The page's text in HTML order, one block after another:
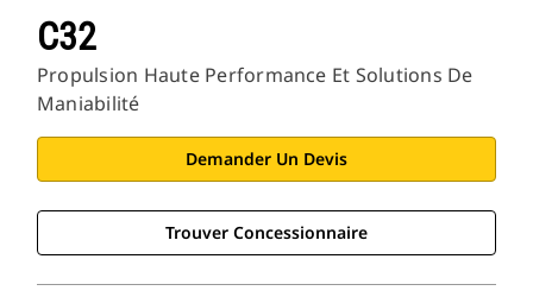
C32
Propulsion Haute Performance Et Solutions De
Maniabilité
Demander Un Devis
Trouver Concessionnaire